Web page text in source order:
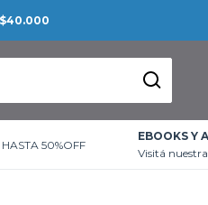
HASTA 50%OFF
EBOOKS Y
Visitá